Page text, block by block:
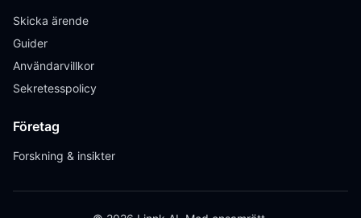
Skicka ärende
Guider
Användarvillkor
Sekretesspolicy
Företag
Forskning & insikter